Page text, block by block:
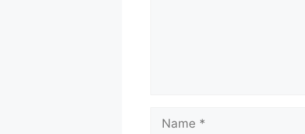
Name